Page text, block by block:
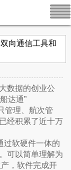
向通信工具和
数据的创业公
达通”
管理、航次管
经积累了近十万
过软硬件一体的
可以简单理解为
，软件完成开